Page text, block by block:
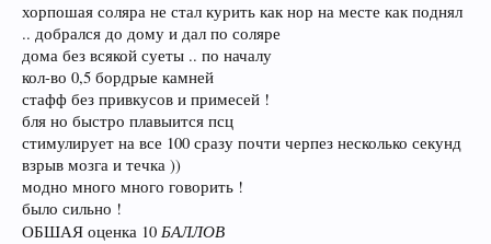
хорпошая соляра не стал курить как нор на месте как поднял
.. добрался до дому и дал по соляре
дома без всякой суеты .. по началу
кол-во 0,5 бордрые камней
стафф без привкусов и примесей !
бля но быстро плавыится псц
стимулирует на все 100 сразу почти черпез несколько секунд
взрыв мозга и течка ))
модно много много говорить !
было сильно !
ОБШАЯ оценка 10 БАЛЛОВ